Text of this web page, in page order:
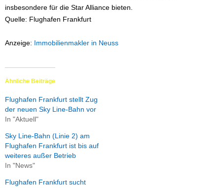
insbesondere für die Star Alliance bieten.
Quelle: Flughafen Frankfurt
Anzeige: Immobilienmakler in Neuss
Ähnliche Beiträge
Flughafen Frankfurt stellt Zug
der neuen Sky Line-Bahn vor
In "Aktuell"
Sky Line-Bahn (Linie 2) am
Flughafen Frankfurt ist bis auf
weiteres außer Betrieb
In "News"
Flughafen Frankfurt sucht